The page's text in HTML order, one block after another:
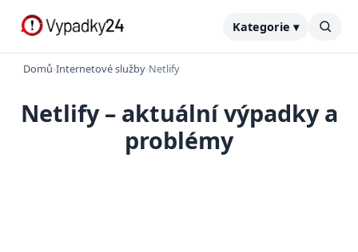
Kategorie ▾
Domů›Internetové služby›Netlify
Netlify – aktuální výpadky a
problémy